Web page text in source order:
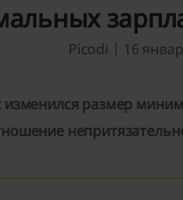
Picodi 16
размер